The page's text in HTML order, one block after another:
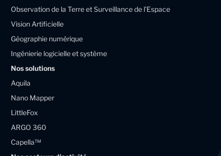
k
e
d
i
n
M
a
g
e
l
t
t
e
r
X
a
e
t
g
r
Observation de la Terre et Surveillance de l’Espace
Vision Artificielle
Géographie numérique
Ingénierie logicielle et système
Nos solutions
Aquila
Nano Mapper
LittleFox
ARGO 360
Capella™